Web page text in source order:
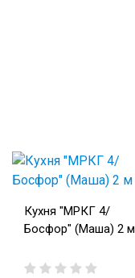
Кухня "МРКГ 4/
Босфор" (Маша) 2 м